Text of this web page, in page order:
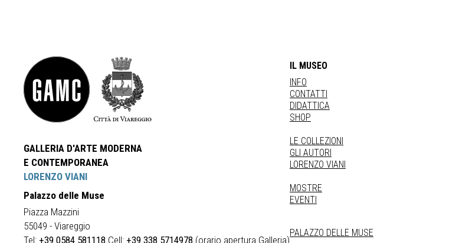
GALLERIA D'ARTE MODERNA
E CONTEMPORANEA
LORENZO VIANI
Palazzo delle Muse
Piazza Mazzini
55049 - Viareggio
Tel: +39 0584 581118 Cell: +39 338 5714978 (orario apertura Galleria)
IL MUSEO
INFO
CONTATTI
DIDATTICA
SHOP
LE COLLEZIONI
GLI AUTORI
LORENZO VIANI
MOSTRE
EVENTI
PALAZZO DELLE MUSE